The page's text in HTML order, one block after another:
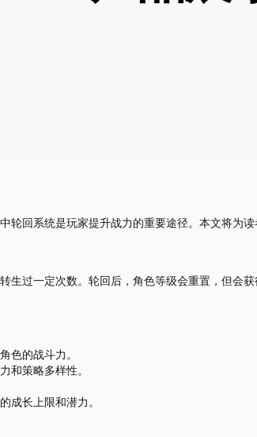
轮回系统是玩家提升战力的重要途径。本文将为
生过一定次数。轮回后，角色等级会重置，但会
色的战斗力。
和策略多样性。
成长上限和潜力。